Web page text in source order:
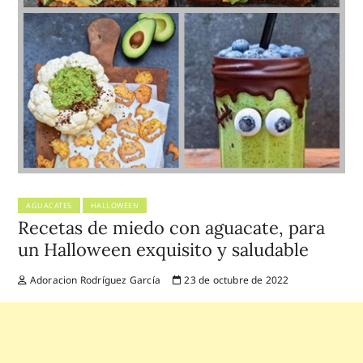
AGUACATES HALLOWEEN
Recetas de miedo con aguacate, para
un Halloween exquisito y saludable
Adoracion Rodríguez García 23 de octubre de 2022